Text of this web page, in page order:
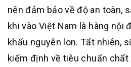
nên đảm bảo về độ an toàn,
khi vào Việt Nam là hàng nội
khẩu nguyên lon. Tất nhiên,
kiểm định về tiêu chuẩn